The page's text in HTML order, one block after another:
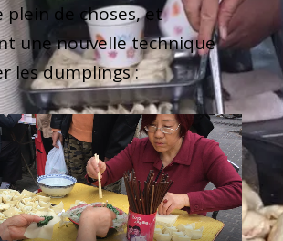
de choses, et
une nouvelle technique
les dumplings :